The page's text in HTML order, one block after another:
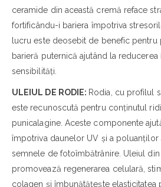
ceramide din această cremă reface
fortificându-i bariera împotriva
lucru este deosebit de benefic pentru
barieră puternică ajutând la
sensibilități.
ULEIUL DE RODIE: Rodia, cu profilul
este recunoscută pentru conținutul
punicalagine. Aceste componente
împotriva daunelor UV și a poluanților
semnele de fotoîmbătrânire. Uleiul
promovează regenerarea celulară,
colagen și îmbunătățește elasticitatea